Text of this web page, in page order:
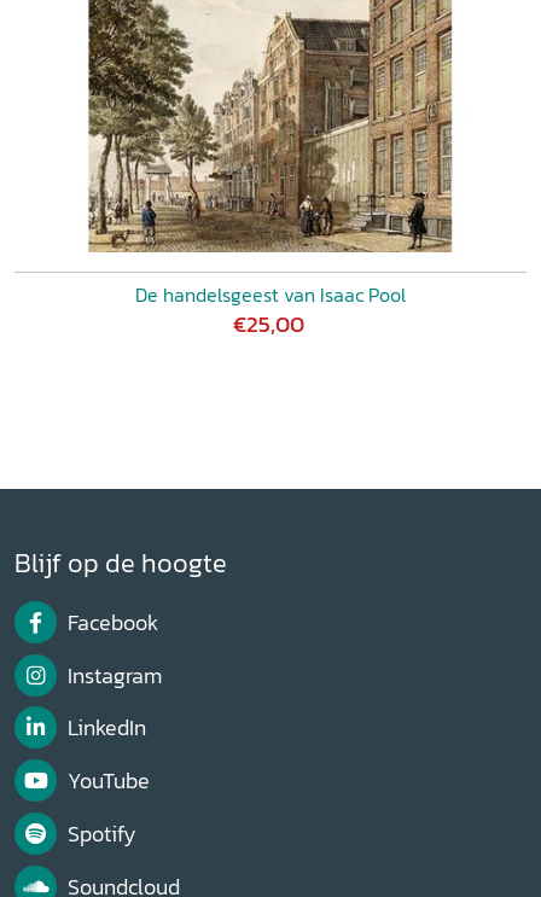
De handelsgeest van Isaac Pool
€25,00
Blijf op de hoogte
Facebook
Instagram
LinkedIn
YouTube
Spotify
Soundcloud